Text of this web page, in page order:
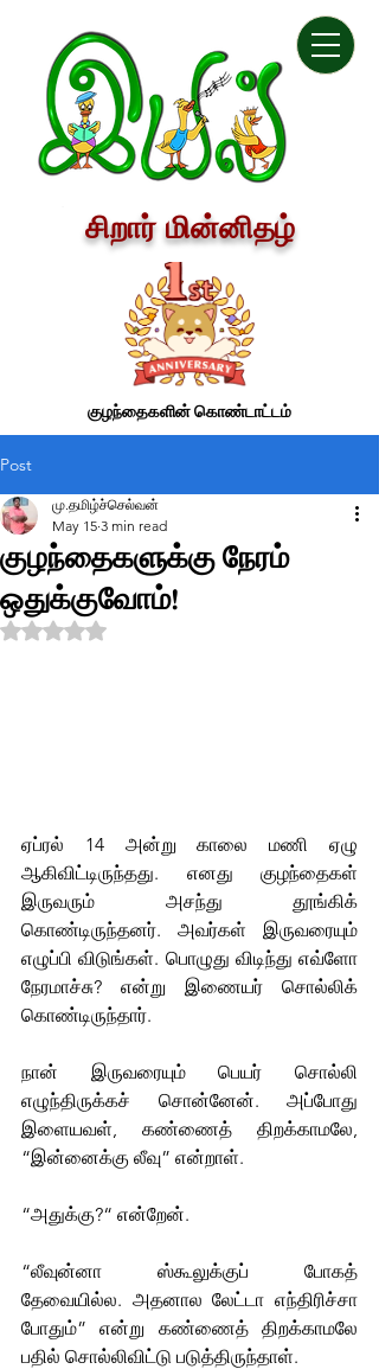
சிறார் மின்னிதழ்
குழந்தைகளின் கொண்டாட்டம்
Post
குழந்தைகளுக்கு நேரம்
ஒதுக்குவோம்!
மு.தமிழ்ச்செல்வன்
May 15 3 min read
Rated NaN out of 5 stars.
ஏப்ரல் 14 அன்று காலை மணி ஏழு
ஆகிவிட்டிருந்தது. எனது குழந்தைகள்
இருவரும் அசந்து தூங்கிக்
கொண்டிருந்தனர். அவர்கள் இருவரையும்
எழுப்பி விடுங்கள். பொழுது விடிந்து எவ்ளோ
நேரமாச்சு? என்று இணையர் சொல்லிக்
கொண்டிருந்தார்.
நான் இருவரையும் பெயர் சொல்லி
எழுந்திருக்கச் சொன்னேன். அப்போது
இளையவள், கண்ணைத் திறக்காமலே,
“இன்னைக்கு லீவு” என்றாள்.
“அதுக்கு?“ என்றேன்.
“லீவுன்னா ஸ்கூலுக்குப் போகத்
தேவையில்ல. அதனால லேட்டா எந்திரிச்சா
போதும்” என்று கண்ணைத் திறக்காமலே
பதில் சொல்லிவிட்டு படுத்திருந்தாள்.